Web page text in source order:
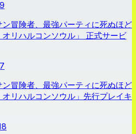
冒険者、最強パーティに死ぬほど
リハルコンソウル」 正式サービ
冒険者、最強パーティに死ぬほど
リハルコンソウル」先行プレイキ